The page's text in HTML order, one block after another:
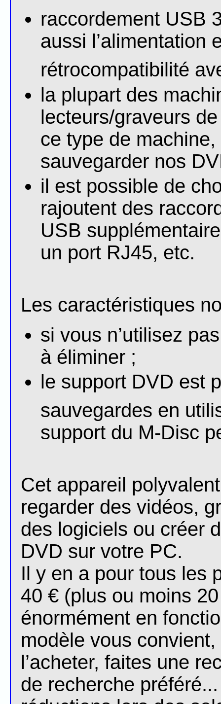
raccordement USB
aussi l’alimentation
rétrocompatibilité
la plupart des
lecteurs/graveurs
ce type de
sauvegarder nos
il est possible de
rajoutent des
USB
un port RJ45, etc.
Les caractéristiques
si vous n’utilisez
à éliminer ;
le support DVD est
sauvegardes en
support du M-Disc
Cet appareil
regarder des vidéos,
des logiciels ou créer
DVD sur votre PC.
Il y en a pour tous les
40 € (plus ou moins
énormément en
modèle vous
l’acheter, faites une
de recherche